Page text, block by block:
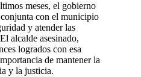
meses, el gobierno
con el municipio
y atender las
alcalde asesinado,
logrados con esa
de mantener la
y la justicia.